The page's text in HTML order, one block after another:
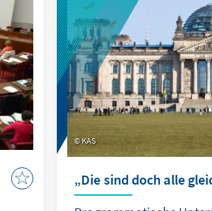
KAS
„Die sind doch alle